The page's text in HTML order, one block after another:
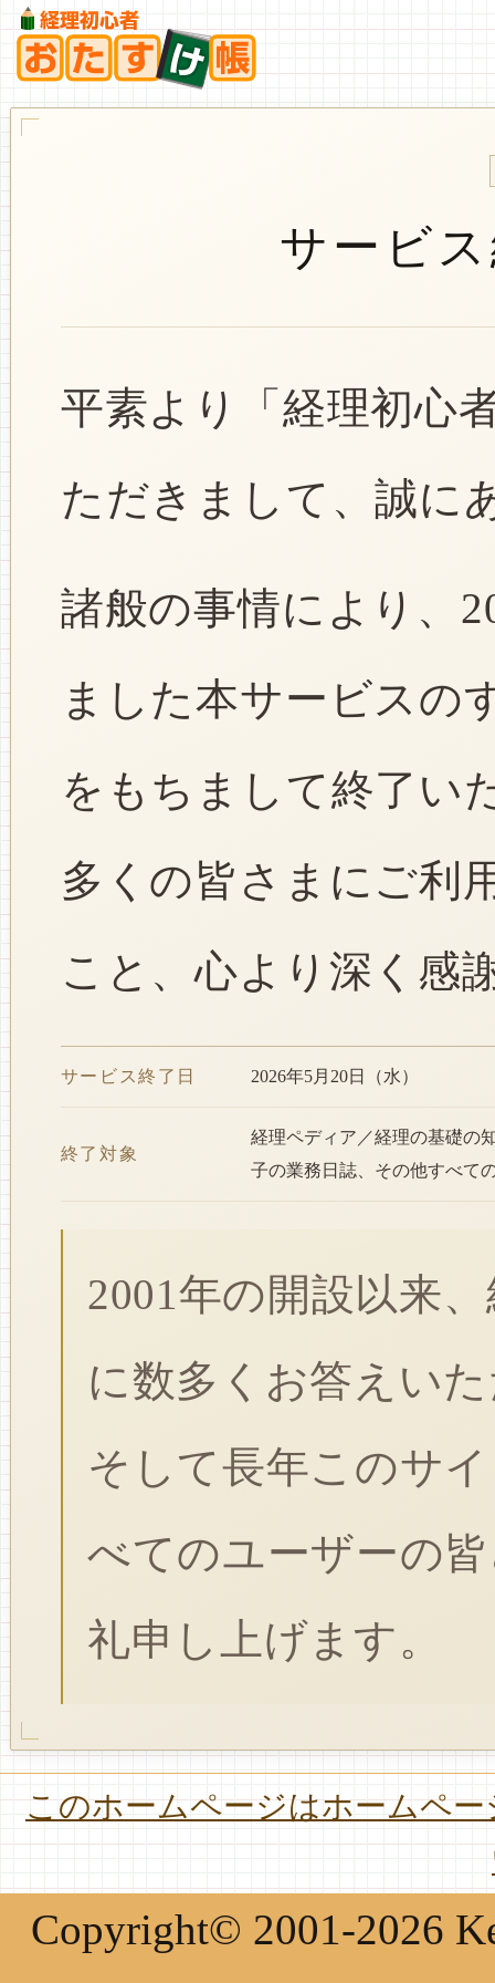
サービ
平素より「経理初心
ただきまして、誠に
諸般の事情により、
ました本サービスの
をもちまして終了い
多くの皆さまにご利
こと、心より深く感
サービス終了日 2026年5月20日（水）
終了対象
経理ペディア／経理の基礎の
子の業務日誌、その他すべて
2001年の開設以来
に数多くお答えい
そして長年このサ
べてのユーザーの
礼申し上げます。
このホームページはホームペ
Copyright© 2001-2026